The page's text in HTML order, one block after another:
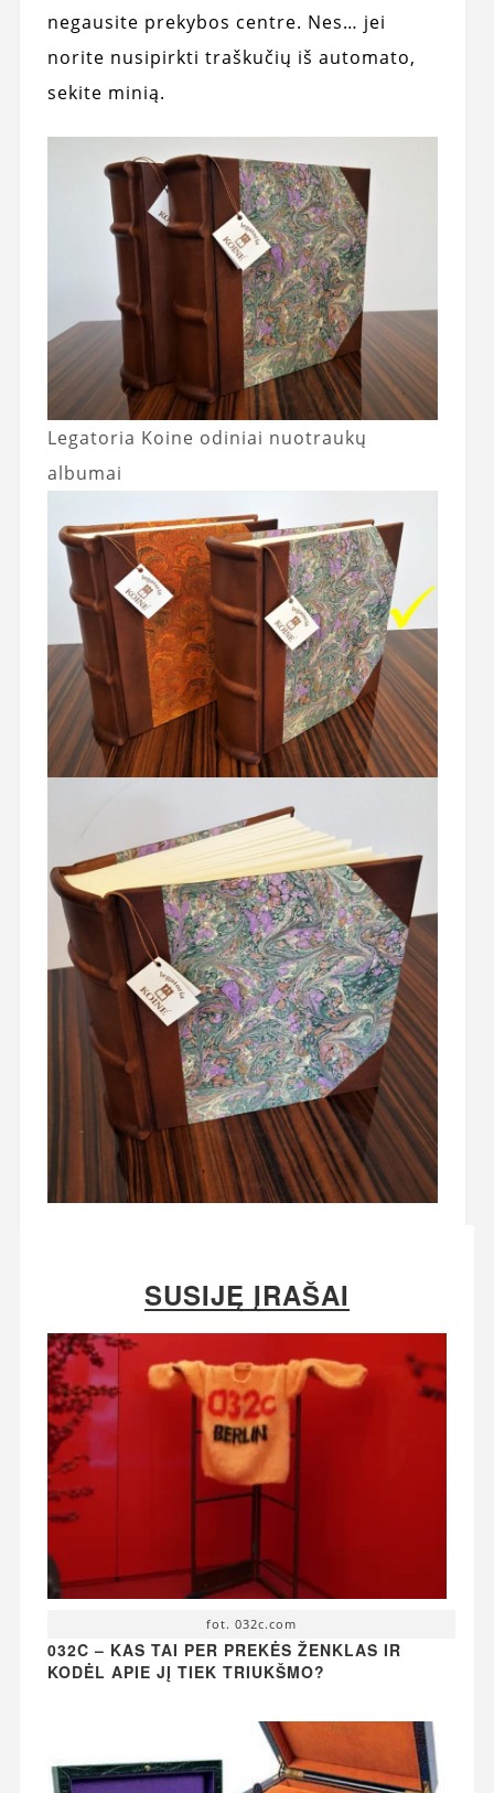
negausite prekybos centre. Nes… jei
norite nusipirkti traškučių iš automato,
sekite minią.
Legatoria Koine odiniai nuotraukų
albumai
SUSIJĘ ĮRAŠAI
fot. 032c.com
032C – KAS TAI PER PREKĖS ŽENKLAS IR
KODĖL APIE JĮ TIEK TRIUKŠMO?